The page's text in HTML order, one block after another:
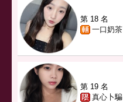
第 18 名
一口奶茶
第 19 名
真心卜騙